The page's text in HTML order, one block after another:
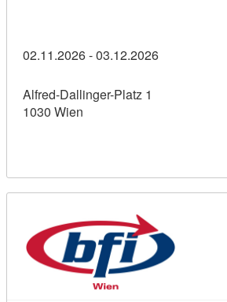
02.11.2026 - 03.12.2026
Alfred-Dallinger-Platz 1
1030 Wien